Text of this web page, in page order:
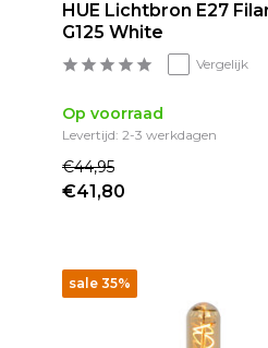
HUE Lichtbron E27
G125 White
Vergelijk
Op voorraad
Levertijd: 2-3 werkdagen
€44,95
€41,80
sale 35%